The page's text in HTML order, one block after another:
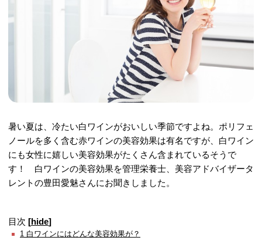
暑い夏は、冷たい白ワインがおいしい季節ですよね。ポリフェ
ノールを多く含む赤ワインの美容効果は有名ですが、白ワイン
にも女性に嬉しい美容効果がたくさん含まれているそうで
す！ 白ワインの美容効果を管理栄養士、美容アドバイザータ
レントの豊田愛魅さんにお聞きしました。
目次 [hide]
1 白ワインにはどんな美容効果が？